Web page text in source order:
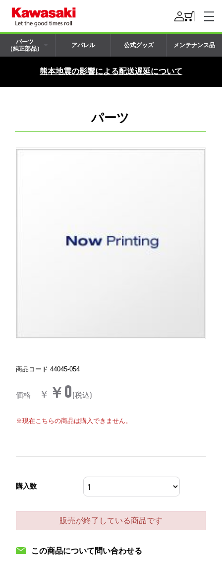
パーツ
（純正部品）
アパレル 公式グッズ メンテナンス品
熊本地震の影響による配送遅延について
パーツ
商品コード 44045-054
価格 ￥ ￥0(税込)
※現在こちらの商品は購入できません。
購入数
販売が終了している商品です
この商品について問い合わせる